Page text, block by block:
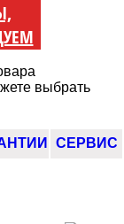
выбрать
СЕРВИС